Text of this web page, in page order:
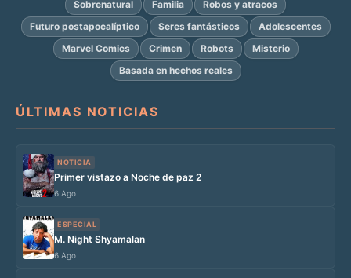
Sobrenatural
Familia
Robos y atracos
Futuro postapocalíptico
Seres fantásticos
Adolescentes
Marvel Comics
Crimen Robots
Misterio
Basada en hechos reales
ÚLTIMAS NOTICIAS
NOTICIA
Primer vistazo a Noche de paz 2
6 Ago
ESPECIAL
M. Night Shyamalan
6 Ago